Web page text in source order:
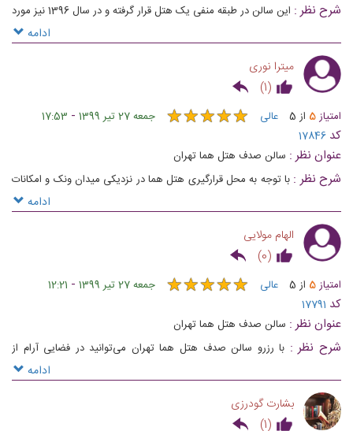
شرح نظر :
این سالن در طبقه منفی یک هتل قرار گرفته و در سال 1396 نیز مورد
بازسازی قرار گرفته است. ناگفته نماند با رزرو سالن صدف هتل هما تهران
ادامه
میترا نوری
(
1
)
امتیاز5 از 5 عالی ★★★★★
★★★★★ جمعه 27 تیر 1399 -
17:53
کد 17846
عنوان نظر : سالن صدف هتل هما تهران
شرح نظر : با توجه به محل قرارگیری هتل هما در نزدیکی میدان ونک و امکانات
جانبی ای که هتل در ختیارتون میذاره این سالن میتونه انتخاب مناسبی برای
ادامه
الهام مولایی
(
0
)
امتیاز5 از 5 عالی ★★★★★
★★★★★ جمعه 27 تیر 1399 -
12:21
کد 17791
عنوان نظر : سالن صدف هتل هما تهران
شرح نظر : با رزرو سالن صدف هتل هما تهران می‌توانید در فضایی آرام از
میهمانان خود پذیرایی کنید که با نورپردازی بسیار زیبا و دیوارهایی چوبی که در
ادامه
بشارت گودرزی
(
1
)